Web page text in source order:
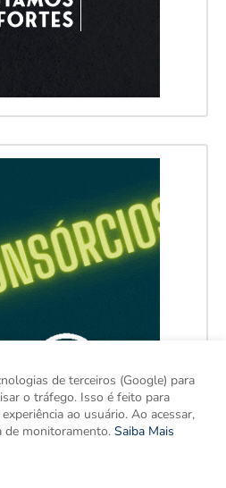
de terceiros (Google) para
o tráfego. Isso é feito para
ao usuário. Ao acessar,
de monitoramento. Saiba Mais